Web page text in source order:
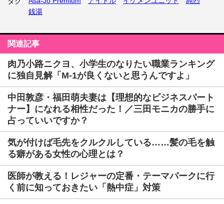
銭湯
関連記事
肉乃小路ニクヨ、小学生のなりたい職業ランキング
に独自見解「M-1が良くないと思うんですよ」
中田敦彦・福田萌夫妻は【理想的なビジネスパート
ナー】になれる相性だった！／三田モニカの勝手に
占っていいですか？
気が付けば毛先をクルクルしている……髪の毛を触
る癖がある女性の心理とは？
医師が教える！レジャーの定番・テーマパークに行
く前に知っておきたい「熱中症」対策